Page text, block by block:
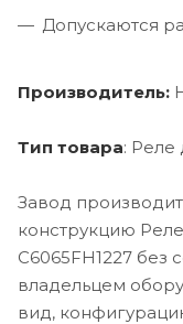
Допускаются
Производитель:
Тип товара: Реле
Завод
конструкцию
C6065FH1227 без
владельцем
вид,